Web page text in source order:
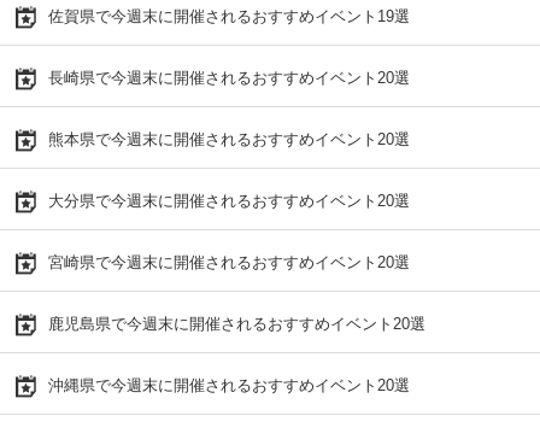
佐賀県で今週末に開催されるおすすめイベント19選
長崎県で今週末に開催されるおすすめイベント20選
熊本県で今週末に開催されるおすすめイベント20選
大分県で今週末に開催されるおすすめイベント20選
宮崎県で今週末に開催されるおすすめイベント20選
鹿児島県で今週末に開催されるおすすめイベント20選
沖縄県で今週末に開催されるおすすめイベント20選